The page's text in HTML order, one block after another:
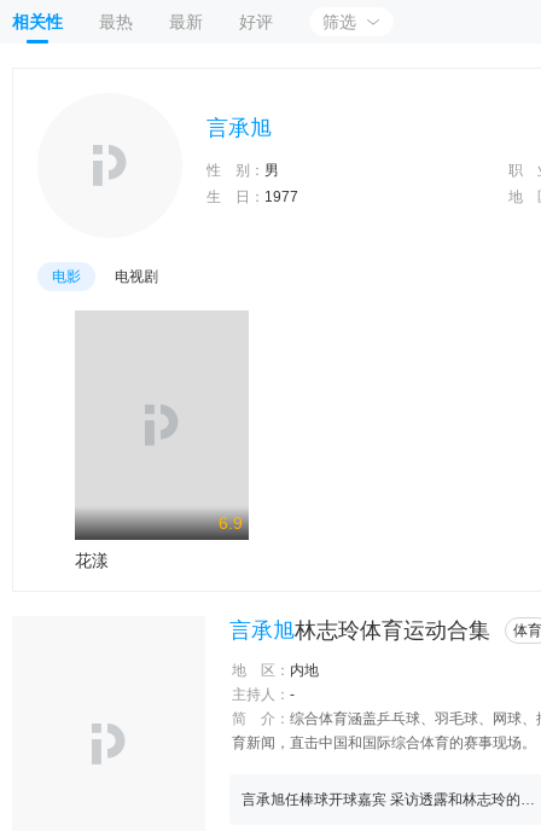
相关性 最热 最新 好评 筛选
言承旭
性 别： 男
职
生 日： 1977 地
电影 电视剧
6.9
花漾
言承旭林志玲体育运动合集 体育
地 区： 内地
主持人： -
简 介： 综合体育涵盖乒乓球、羽毛球、网球
育新闻，直击中国和国际综合体育的赛事现场。
言承旭任棒球开球嘉宾 采访透露和林志玲的小秘密！-专题